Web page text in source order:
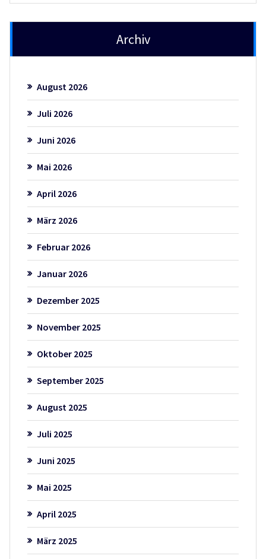
Archiv
August 2026
Juli 2026
Juni 2026
Mai 2026
April 2026
März 2026
Februar 2026
Januar 2026
Dezember 2025
November 2025
Oktober 2025
September 2025
August 2025
Juli 2025
Juni 2025
Mai 2025
April 2025
März 2025